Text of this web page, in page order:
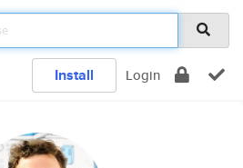
Install Login